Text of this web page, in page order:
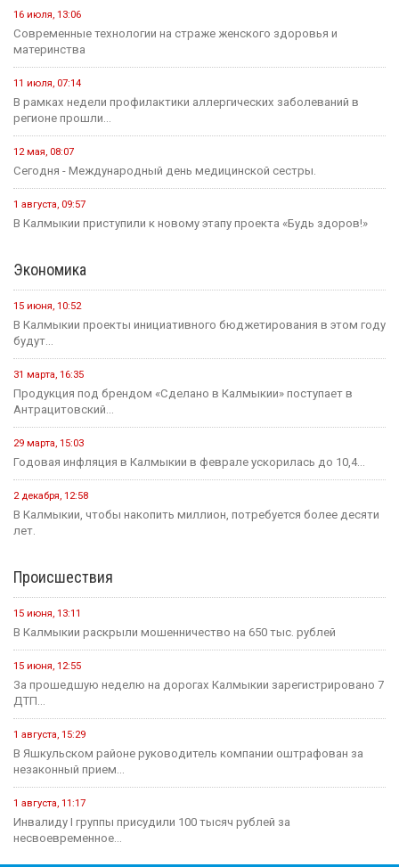
16 июля, 13:06
Современные технологии на страже женского здоровья и
материнства
11 июля, 07:14
В рамках недели профилактики аллергических заболеваний в
регионе прошли...
12 мая, 08:07
Сегодня - Международный день медицинской сестры.
1 августа, 09:57
В Калмыкии приступили к новому этапу проекта «Будь здоров!»
Экономика
15 июня, 10:52
В Калмыкии проекты инициативного бюджетирования в этом году
будут...
31 марта, 16:35
Продукция под брендом «Сделано в Калмыкии» поступает в
Антрацитовский...
29 марта, 15:03
Годовая инфляция в Калмыкии в феврале ускорилась до 10,4...
2 декабря, 12:58
В Калмыкии, чтобы накопить миллион, потребуется более десяти
лет.
Происшествия
15 июня, 13:11
В Калмыкии раскрыли мошенничество на 650 тыс. рублей
15 июня, 12:55
За прошедшую неделю на дорогах Калмыкии зарегистрировано 7
ДТП...
1 августа, 15:29
В Яшкульском районе руководитель компании оштрафован за
незаконный прием...
1 августа, 11:17
Инвалиду I группы присудили 100 тысяч рублей за
несвоевременное...